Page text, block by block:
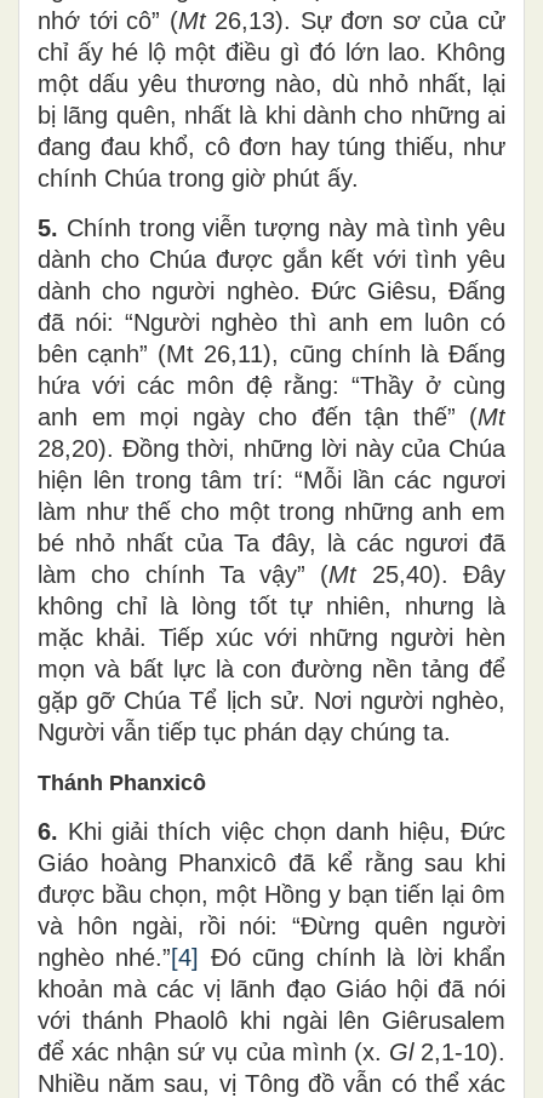
nhớ tới cô” (Mt26,13). Sự đơn sơ của cử
chỉ ấy hé lộ một điều gì đó lớn lao. Không
một dấu yêu thương nào, dù nhỏ nhất, lại
bị lãng quên, nhất là khi dành cho những ai
đang đau khổ, cô đơn hay túng thiếu, như
chính Chúa trong giờ phút ấy.
5. Chính trong viễn tượng này mà tình yêu
dành cho Chúa được gắn kết với tình yêu
dành cho người nghèo. Đức Giêsu, Đấng
đã nói: “Người nghèo thì anh em luôn có
bên cạnh” (Mt 26,11), cũng chính là Đấng
hứa với các môn đệ rằng: “Thầy ở cùng
anh em mọi ngày cho đến tận thế” (Mt
28,20). Đồng thời, những lời này của Chúa
hiện lên trong tâm trí: “Mỗi lần các ngươi
làm như thế cho một trong những anh em
bé nhỏ nhất của Ta đây, là các ngươi đã
làm cho chính Ta vậy” (Mt25,40). Đây
không chỉ là lòng tốt tự nhiên, nhưng là
mặc khải. Tiếp xúc với những người hèn
mọn và bất lực là con đường nền tảng để
gặp gỡ Chúa Tể lịch sử. Nơi người nghèo,
Người vẫn tiếp tục phán dạy chúng ta.
Thánh Phanxicô
6. Khi giải thích việc chọn danh hiệu, Đức
Giáo hoàng Phanxicô đã kể rằng sau khi
được bầu chọn, một Hồng y bạn tiến lại ôm
và hôn ngài, rồi nói: “Đừng quên người
nghèo nhé.”[4] Đó cũng chính là lời khẩn
khoản mà các vị lãnh đạo Giáo hội đã nói
với thánh Phaolô khi ngài lên Giêrusalem
để xác nhận sứ vụ của mình (x. Gl2,1-10).
Nhiều năm sau, vị Tông đồ vẫn có thể xác